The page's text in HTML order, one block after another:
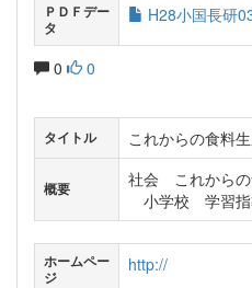
ＰＤＦデー
タ
H28小国長研
0 0
タイトル これからの食料
概要
社会 これから
小学校 学習
ホームペー
ジ
http://